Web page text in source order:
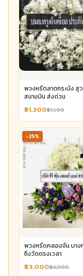
พวงหรีดลาดกระบัง
สนามบิน ส่งด่วน
฿1,300฿1,500
-25%
พวงหรีดคลองจั่น บาง
ถึงวัดตรงเวลา
฿3,000฿4,000